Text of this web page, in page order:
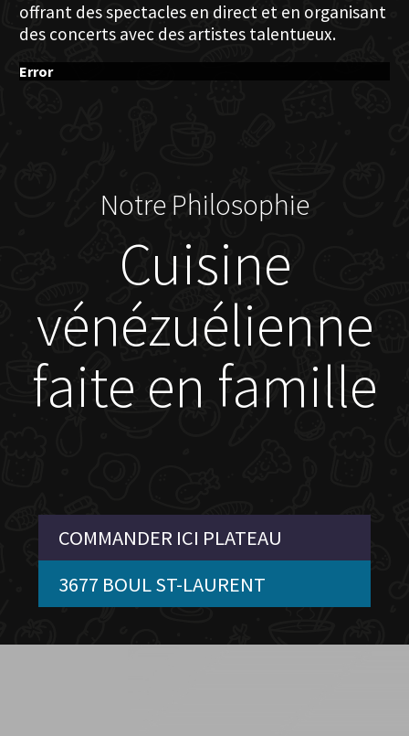
offrant des spectacles en direct et en organisant
des concerts avec des artistes talentueux.
Error
Notre Philosophie
Cuisine
vénézuélienne
faite en famille
COMMANDER ICI PLATEAU
3677 BOUL ST-LAURENT